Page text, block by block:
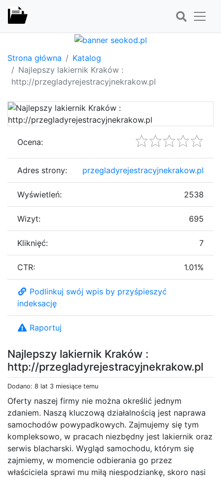
Strona główna
Katalog
Najlepszy lakiernik Kraków :
http://przegladyrejestracyjnekrakow.pl
Najlepszy lakiernik Kraków :
http://przegladyrejestracyjnekrakow.pl
Dodano: 8 lat 3 miesiące temu
Oferty naszej firmy nie można określić jednym
zdaniem. Naszą kluczową działalnością jest naprawa
samochodów powypadkowych. Zajmujemy się tym
kompleksowo, w pracach niezbędny jest lakiernik oraz
serwis blacharski. Wygląd samochodu, którym się
zajmiemy, w momencie odbierania go przez
właściciela sprawi mu miłą niespodziankę, skoro nasi
Ocena:
Adres strony: przegladyrejestracyjnekrakow.pl
Wyświetleń: 2538
Wizyt: 695
Kliknięć: 7
CTR: 1.01%
Podlinkuj swój wpis by przyśpieszyć
indeksację
Raportuj